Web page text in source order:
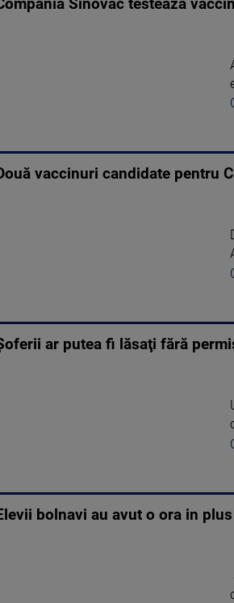
Sinovac testează
vaccinuri candidate pentru
ar putea fi lăsaţi fără
bolnavi au avut o ora in